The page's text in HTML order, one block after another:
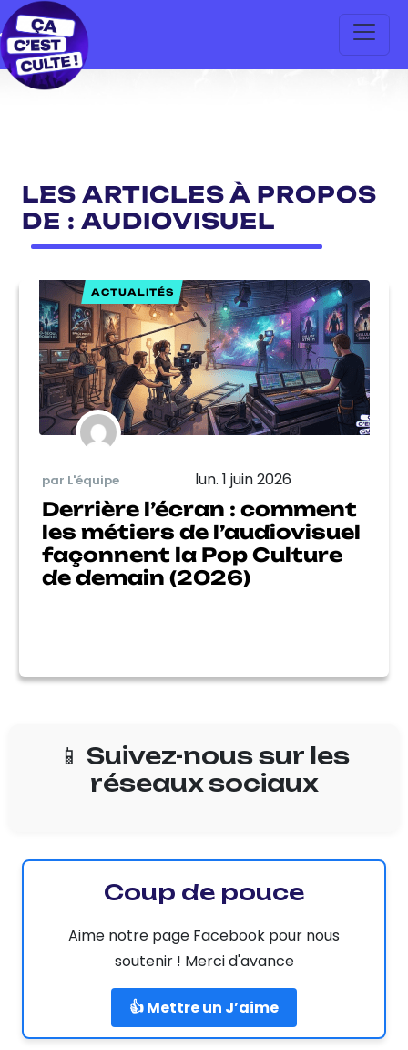
LES ARTICLES À PROPOS
DE : AUDIOVISUEL
ACTUALITÉS
par L'équipe lun. 1 juin 2026
Derrière l’écran : comment
les métiers de l’audiovisuel
façonnent la Pop Culture
de demain (2026)
📱 Suivez-nous sur les
réseaux sociaux
Coup de pouce
Aime notre page Facebook pour nous
soutenir ! Merci d'avance
👍 Mettre un J’aime